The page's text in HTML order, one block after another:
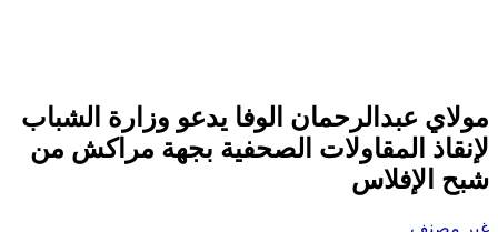
مولاي عبدالرحمان الوفا يدعو وزارة الشباب
لإنقاذ المقاولات الصحفية بجهة مراكش من
شبح الإفلاس
غير مصنف